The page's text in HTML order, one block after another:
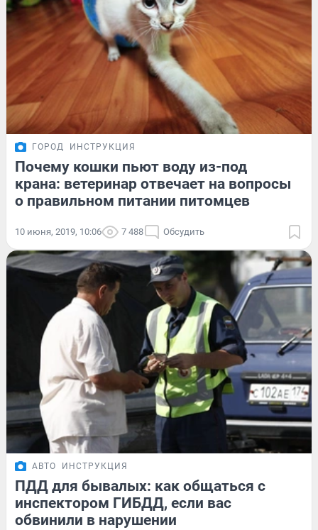
ГОРОД ИНСТРУКЦИЯ
Почему кошки пьют воду из-под
крана: ветеринар отвечает на вопросы
о правильном питании питомцев
10 июня, 2019, 10:06 7 488 Обсудить
АВТО ИНСТРУКЦИЯ
ПДД для бывалых: как общаться с
инспектором ГИБДД, если вас
обвинили в нарушении